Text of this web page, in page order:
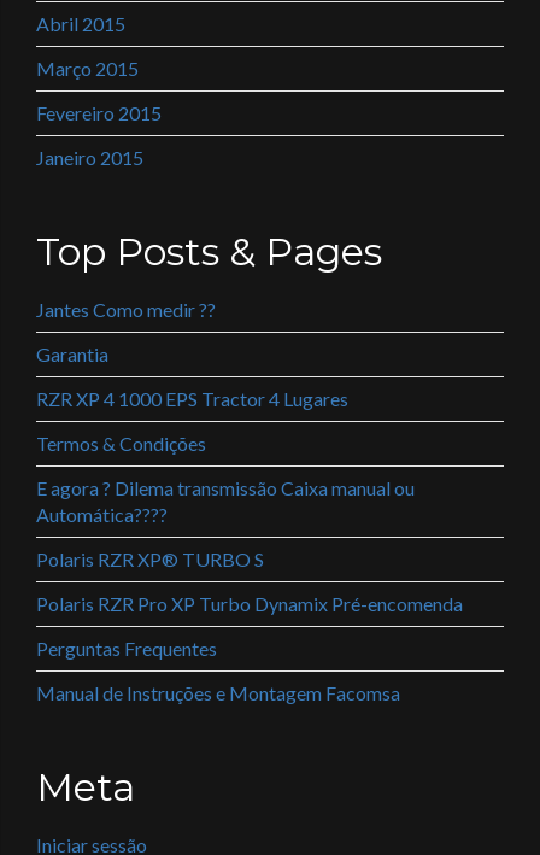
Abril 2015
Março 2015
Fevereiro 2015
Janeiro 2015
Top Posts & Pages
Jantes Como medir ??
Garantia
RZR XP 4 1000 EPS Tractor 4 Lugares
Termos & Condições
E agora ? Dilema transmissão Caixa manual ou
Automática????
Polaris RZR XP® TURBO S
Polaris RZR Pro XP Turbo Dynamix Pré-encomenda
Perguntas Frequentes
Manual de Instruções e Montagem Facomsa
Meta
Iniciar sessão